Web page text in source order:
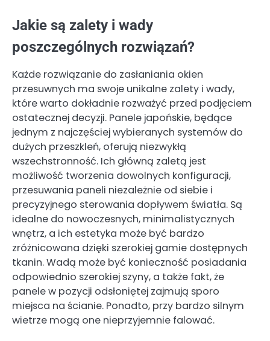
Jakie są zalety i wady
poszczególnych rozwiązań?
Każde rozwiązanie do zasłaniania okien
przesuwnych ma swoje unikalne zalety i wady,
które warto dokładnie rozważyć przed podjęciem
ostatecznej decyzji. Panele japońskie, będące
jednym z najczęściej wybieranych systemów do
dużych przeszkleń, oferują niezwykłą
wszechstronność. Ich główną zaletą jest
możliwość tworzenia dowolnych konfiguracji,
przesuwania paneli niezależnie od siebie i
precyzyjnego sterowania dopływem światła. Są
idealne do nowoczesnych, minimalistycznych
wnętrz, a ich estetyka może być bardzo
zróżnicowana dzięki szerokiej gamie dostępnych
tkanin. Wadą może być konieczność posiadania
odpowiednio szerokiej szyny, a także fakt, że
panele w pozycji odsłoniętej zajmują sporo
miejsca na ścianie. Ponadto, przy bardzo silnym
wietrze mogą one nieprzyjemnie falować.